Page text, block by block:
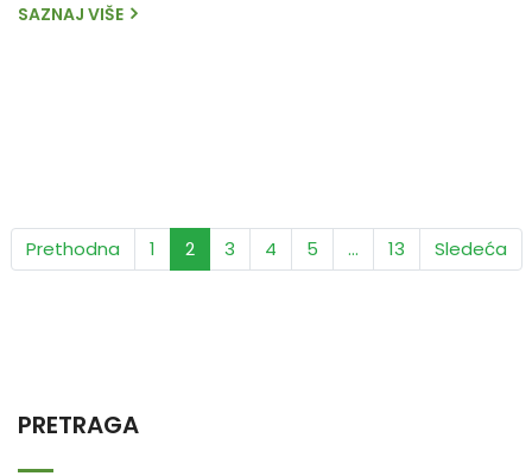
SAZNAJ VIŠE
Prethodna 1 2(current)
3 4 5 ... 13 Sledeća
PRETRAGA